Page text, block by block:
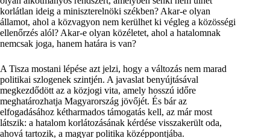
korlátlan ideig a miniszterelnöki székben? Akar-e olyan
államot, ahol a közvagyon nem kerülhet ki végleg a közösségi
ellenőrzés alól? Akar-e olyan közéletet, ahol a hatalomnak
nemcsak joga, hanem határa is van?
A Tisza mostani lépése azt jelzi, hogy a változás nem marad
politikai szlogenek szintjén. A javaslat benyújtásával
megkezdődött az a közjogi vita, amely hosszú időre
meghatározhatja Magyarország jövőjét. És bár az
elfogadásához kétharmados támogatás kell, az már most
látszik: a hatalom korlátozásának kérdése visszakerült oda,
ahová tartozik, a magyar politika középpontjába.